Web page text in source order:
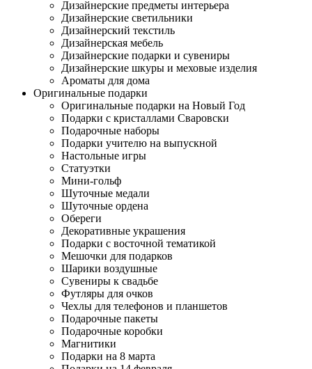
Дизайнерские предметы интерьера
Дизайнерские светильники
Дизайнерский текстиль
Дизайнерская мебель
Дизайнерские подарки и сувениры
Дизайнерские шкуры и меховые изделия
Ароматы для дома
Оригинальные подарки
Оригинальные подарки на Новый Год
Подарки с кристаллами Сваровски
Подарочные наборы
Подарки учителю на выпускной
Настольные игры
Статуэтки
Мини-гольф
Шуточные медали
Шуточные ордена
Обереги
Декоративные украшения
Подарки с восточной тематикой
Мешочки для подарков
Шарики воздушные
Сувениры к свадьбе
Футляры для очков
Чехлы для телефонов и планшетов
Подарочные пакеты
Подарочные коробки
Магнитики
Подарки на 8 марта